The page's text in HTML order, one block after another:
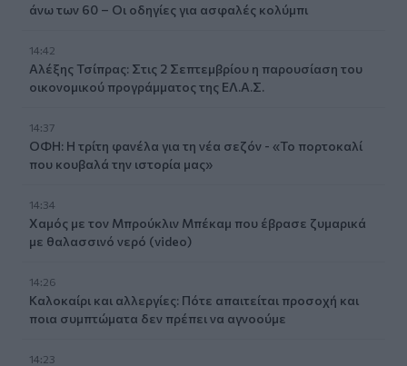
άνω των 60 – Οι οδηγίες για ασφαλές κολύμπι
14:42
Αλέξης Τσίπρας: Στις 2 Σεπτεμβρίου η παρουσίαση του
οικονομικού προγράμματος της ΕΛ.Α.Σ.
14:37
ΟΦΗ: Η τρίτη φανέλα για τη νέα σεζόν - «Το πορτοκαλί
που κουβαλά την ιστορία μας»
14:34
Χαμός με τον Μπρούκλιν Μπέκαμ που έβρασε ζυμαρικά
με θαλασσινό νερό (video)
14:26
Καλοκαίρι και αλλεργίες: Πότε απαιτείται προσοχή και
ποια συμπτώματα δεν πρέπει να αγνοούμε
14:23